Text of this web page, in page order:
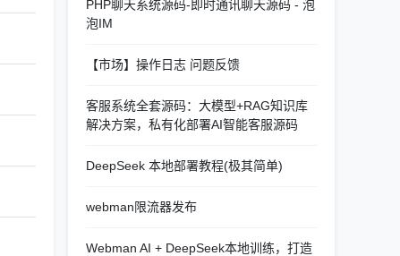
PHP聊天系统源码-即时通讯聊天源码 - 泡
泡IM
【市场】操作日志 问题反馈
客服系统全套源码：大模型+RAG知识库
解决方案，私有化部署AI智能客服源码
DeepSeek 本地部署教程(极其简单)
webman限流器发布
Webman AI + DeepSeek本地训练，打造